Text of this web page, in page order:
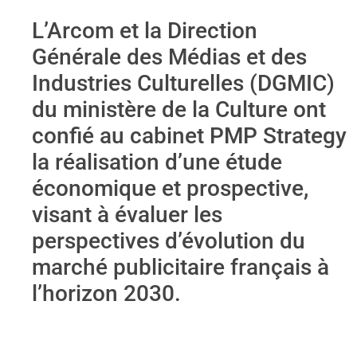
L’Arcom et la Direction
Générale des Médias et des
Industries Culturelles (DGMIC)
du ministère de la Culture ont
confié au cabinet PMP Strategy
la réalisation d’une étude
économique et prospective,
visant à évaluer les
perspectives d’évolution du
marché publicitaire français à
l’horizon 2030.